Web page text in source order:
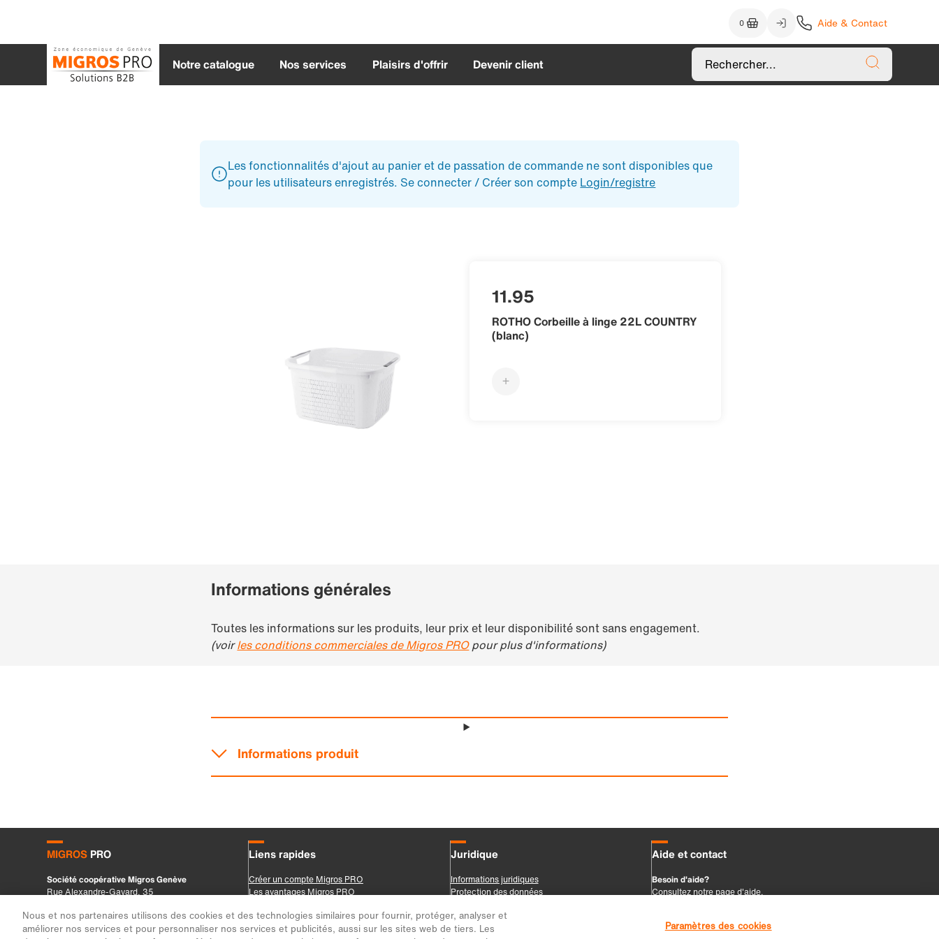
Nous et nos partenaires utilisons des cookies et des technologies similaires pour fournir, protéger, analyser et
améliorer nos services et pour personnaliser nos services et publicités, aussi sur les sites web de tiers. Les
Paramètres des cookies